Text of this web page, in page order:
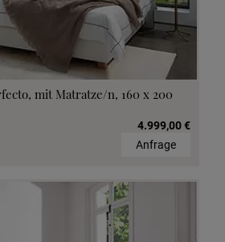
mit Matratze/n, 160 x 200
4.999,00 €
Anfrage